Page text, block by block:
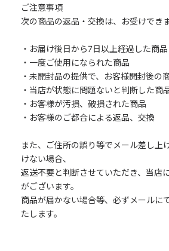
ご注意事項
次の商品の返品・交換は、お受けでき
・お届け後日から7日以上経過した商品
・一度ご使用になられた商品
・未開封品の提供で、お客様開封後の
・当店が状態に問題ないと判断した商
・お客様が汚損、破損された商品
・お客様のご都合による返品、交換
また、ご住所の誤り等でメール差し上
けない場合、
返送不要と判断させていただき、当店
がございます。
商品が届かない場合等、必ずメールに
たします。